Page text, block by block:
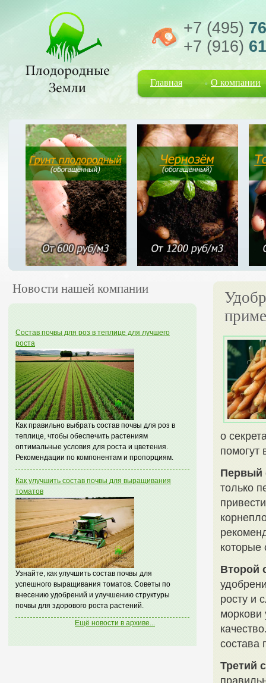
+7 (495)
+7 (916)
Главная О компании
Новости нашей компании
Состав почвы для роз в теплице для лучшего
роста
Как правильно выбрать состав почвы для роз в
теплице, чтобы обеспечить растениям
оптимальные условия для роста и цветения.
Рекомендации по компонентам и пропорциям.
Как улучшить состав почвы для выращивания
томатов
Узнайте, как улучшить состав почвы для
успешного выращивания томатов. Советы по
внесению удобрений и улучшению структуры
почвы для здорового роста растений.
Ещё новости в архиве...
о
помогут
Первый
только
которые
Второй
росту и
моркови
состава
Третий